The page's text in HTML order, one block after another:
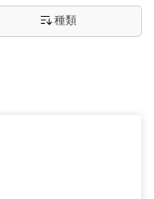
種類